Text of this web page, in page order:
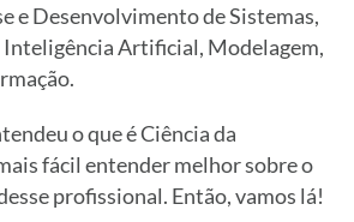
e Desenvolvimento de Sistemas,
Inteligência Artificial, Modelagem,
o que é Ciência da
fácil entender melhor sobre o
profissional. Então, vamos lá!